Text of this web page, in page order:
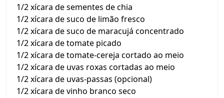
1/2 xícara de sementes de chia
1/2 xícara de suco de limão fresco
1/2 xícara de suco de maracujá concentrado
1/2 xícara de tomate picado
1/2 xícara de tomate-cereja cortado ao meio
1/2 xícara de uvas roxas cortadas ao meio
1/2 xícara de uvas-passas (opcional)
1/2 xícara de vinho branco seco